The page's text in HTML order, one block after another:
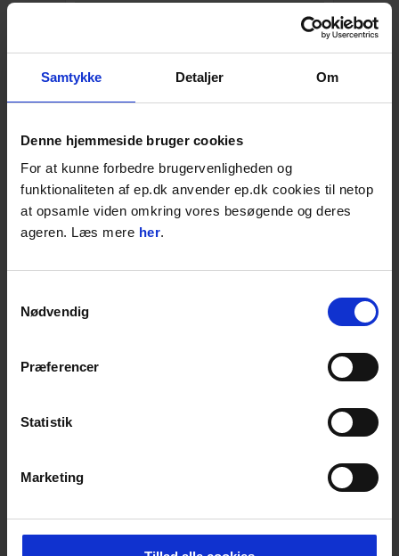
Samtykke Detaljer Om
Denne hjemmeside bruger cookies
For at kunne forbedre brugervenligheden og
funktionaliteten af ep.dk anvender ep.dk cookies til netop
at opsamle viden omkring vores besøgende og deres
ageren. Læs mere her.
Nødvendig
Præferencer
Statistik
Marketing
Topcon LS-100D, Håndsensor, Solo
Denne håndsensor Topcon LS-100D har et
hjælpe med at nivellere lettere og hurtigere
uafhængigt af job. Ved at trykke på knappen
"Hold" låses skærmen, så du nemt og
sikkert kan aflæse resultaterne. Dertil er
håndsensoren udstyret med et 3-farvet LED
lys til angivelse af postion i henhold til selve
batteritilstand på laseren samt angiver, hvis